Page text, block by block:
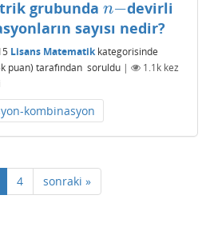
grubunda n−
n− devirli
sayısı nedir?
Lisans Matematikkategorisinde
puan) tarafından soruldu | 1.1kkez
kombinasyon
4 sonraki »